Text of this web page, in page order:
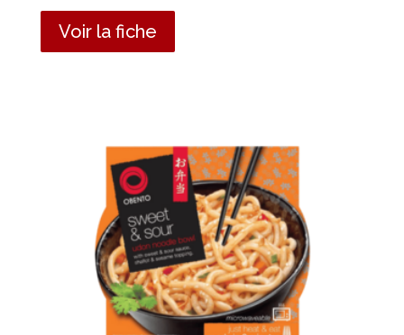
Voir la fiche